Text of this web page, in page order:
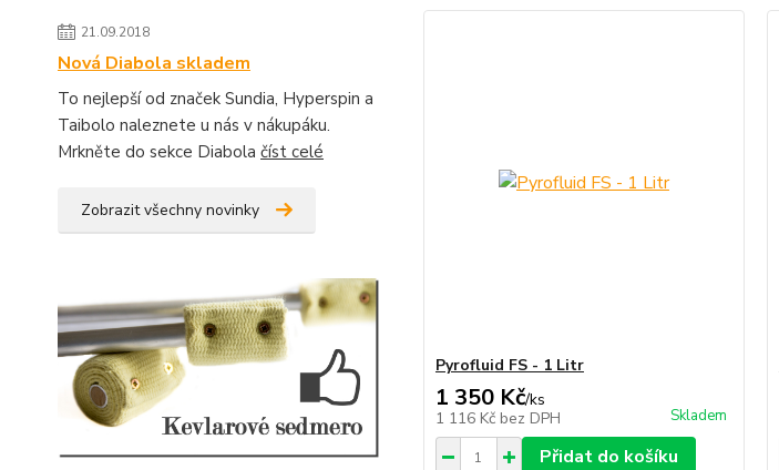
21.09.2018
Nová Diabola skladem
To nejlepší od značek Sundia, Hyperspin a
Taibolo naleznete u nás v nákupáku.
Mrkněte do sekce Diabola číst celé
Zobrazit všechny novinky
Pyrofluid FS - 1 Litr
1 350 Kč/ks
1 116 Kč bez DPH Skladem
Přidat do košíku